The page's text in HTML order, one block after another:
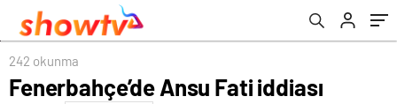
242 okunma
Fenerbahçe’de Ansu Fati iddiası